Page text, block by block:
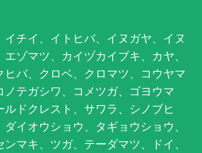
チイ、イトヒバ、イヌガヤ、イヌ
ゾマツ、カイヅカイブキ、カヤ、
バ、クロベ、クロマツ、コウヤマ
テガシワ、コメツガ、ゴヨウマ
ドクレスト、サワラ、シノブヒ
イオウショウ、タギョウショウ、
マキ、ツガ、テーダマツ、ドイ、